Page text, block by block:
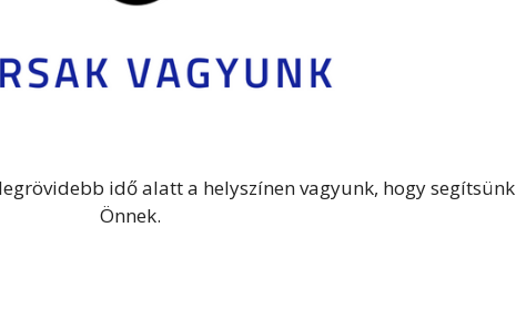
idő alatt a helyszínen vagyunk, hogy segítsünk
Önnek.